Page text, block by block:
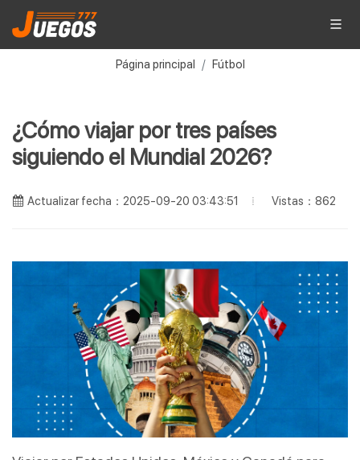
Página principal Fútbol
¿Cómo viajar por tres países
siguiendo el Mundial 2026?
Actualizar fecha：2025-09-20 03:43:51 Vistas：862